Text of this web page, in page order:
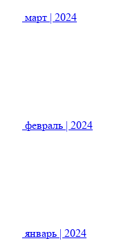
март | 2024
февраль | 2024
январь | 2024